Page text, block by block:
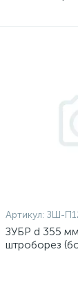
Артикул: ЗШ-
ЗУБР d 355
штроборез